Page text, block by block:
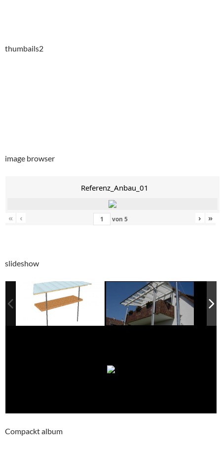
thumbails2
image browser
Referenz_Anbau_01
« ‹ von 5 › »
slideshow
Compackt album